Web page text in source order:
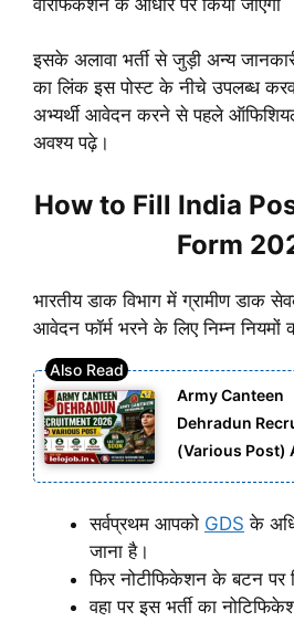
इसके अलावा भर्ती से जुड़ी अन्य
का लिंक इस पोस्ट के नीचे उपलब्ध
अभ्यर्थी आवेदन करने से पहले
अवश्य पढ़े।
How to Fill India
Form
भारतीय डाक विभाग में ग्रामीण डाक
आवेदन फॉर्म भरने के लिए निम्न नियमों
Army Canteen
Dehradun
(Various Post)
सर्वप्रथम आपको GDS के
जाना है।
फिर नोटीफिकेशन के बटन पर
वहा पर इस भर्ती का